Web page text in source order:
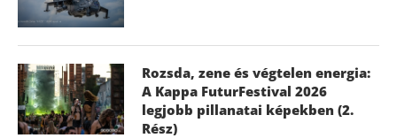
Rozsda, zene és végtelen energia:
A Kappa FuturFestival 2026
legjobb pillanatai képekben (2.
Rész)